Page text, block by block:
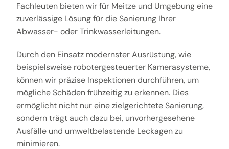
Fachleuten bieten wir für Meitze und Umgebung eine
zuverlässige Lösung für die Sanierung Ihrer
Abwasser- oder Trinkwasserleitungen.
Durch den Einsatz modernster Ausrüstung, wie
beispielsweise robotergesteuerter Kamerasysteme,
können wir präzise Inspektionen durchführen, um
mögliche Schäden frühzeitig zu erkennen. Dies
ermöglicht nicht nur eine zielgerichtete Sanierung,
sondern trägt auch dazu bei, unvorhergesehene
Ausfälle und umweltbelastende Leckagen zu
minimieren.